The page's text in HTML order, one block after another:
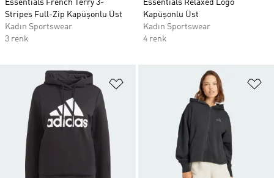
Essentials French Terry 3-
Stripes Full-Zip Kapüşonlu Üst
Kadın Sportswear
3 renk
Essentials Relaxed Logo
Kapüşonlu Üst
Kadın Sportswear
4 renk
Favori Listesine Ekle